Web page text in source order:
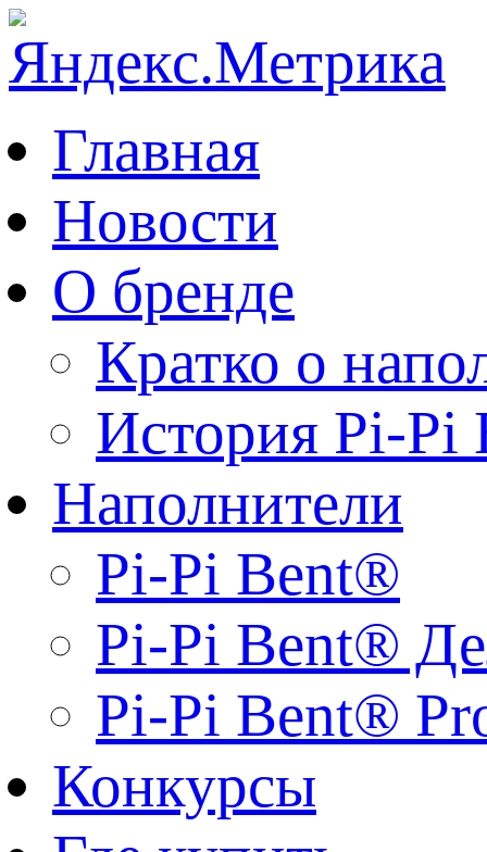
Главная
Новости
О бренде
Кратко о
История Pi-Pi
Наполнители
Pi-Pi Bent®
Pi-Pi Bent®
Pi-Pi Bent®
Конкурсы